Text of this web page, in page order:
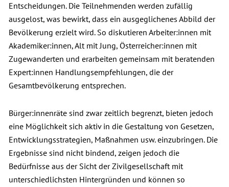
Entscheidungen. Die Teilnehmenden werden zufällig
ausgelost, was bewirkt, dass ein ausgeglichenes Abbild der
Bevölkerung erzielt wird. So diskutieren Arbeiter:innen mit
Akademiker:innen, Alt mit Jung, Österreicher:innen mit
Zugewanderten und erarbeiten gemeinsam mit beratenden
Expert:innen Handlungsempfehlungen, die der
Gesamtbevölkerung entsprechen.
Bürger:innenräte sind zwar zeitlich begrenzt, bieten jedoch
eine Möglichkeit sich aktiv in die Gestaltung von Gesetzen,
Entwicklungsstrategien, Maßnahmen usw. einzubringen. Die
Ergebnisse sind nicht bindend, zeigen jedoch die
Bedürfnisse aus der Sicht der Zivilgesellschaft mit
unterschiedlichsten Hintergründen und können so